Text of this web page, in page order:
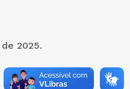
2025.